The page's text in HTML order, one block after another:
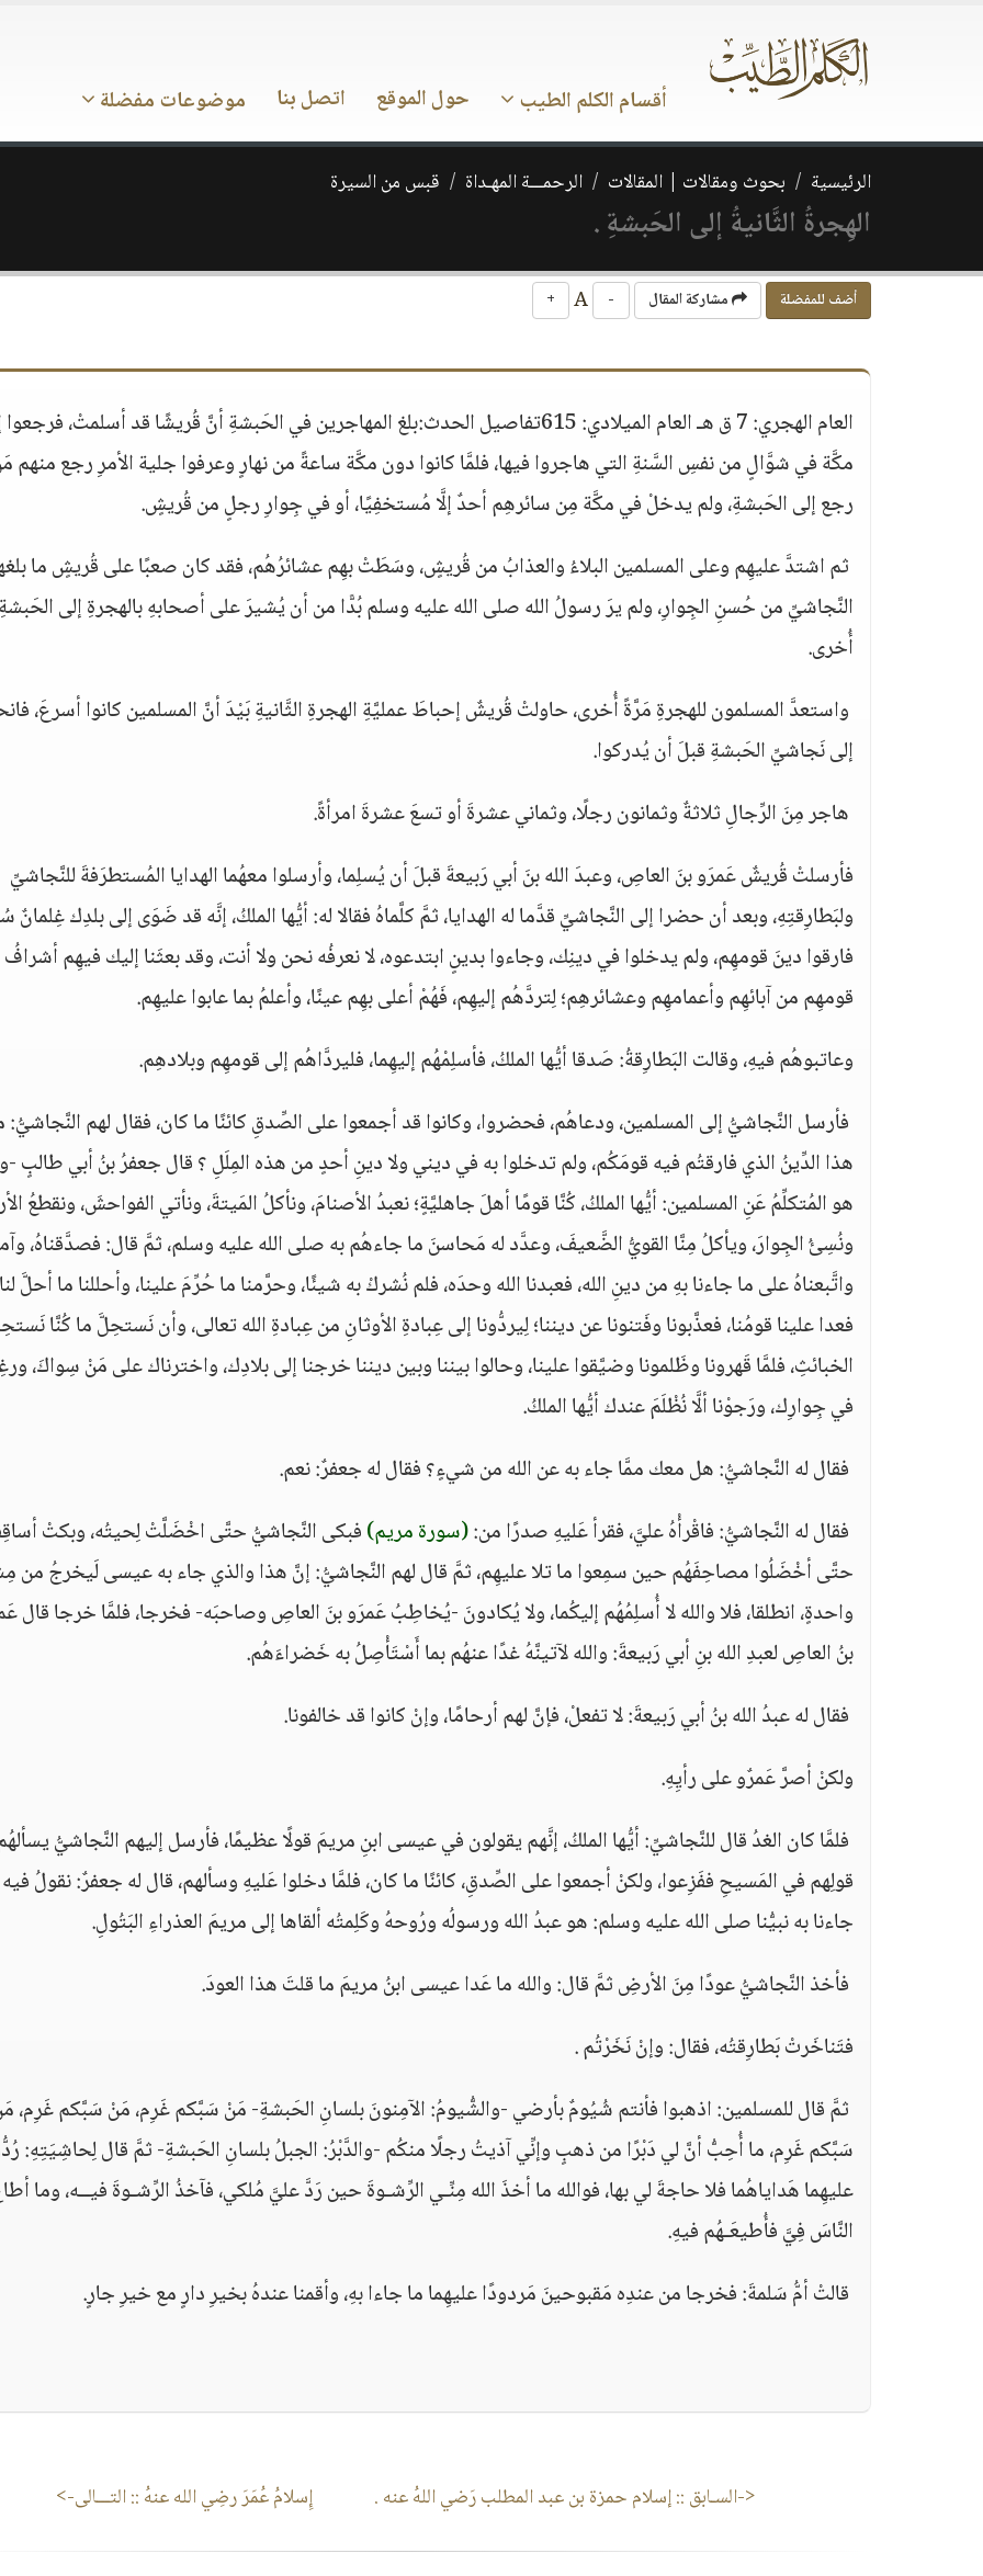
أقسام الكلم الطيب حول الموقع اتصل بنا موضوعات مفضلة
الرئيسية بحوث ومقالات | المقالات الرحمـــة المهـداة قبس من السيرة
الهِجرةُ الثَّانيةُ إلى الحَبشةِ .
أضف للمفضلة مشاركة المقال -
+
العام الهجري: 7 ق هـ العام الميلادي: 615تفاصيل الحدث:بلغ المهاجرين في الحَبشةِ أنَّ قُريشًا قد أسلمتْ،
مكَّة في شوَّالٍ من نفسِ السَّنةِ التي هاجروا فيها، فلمَّا كانوا دون مكَّة ساعةً من نهارٍ وعرفوا جلية الأمرِ رجع منهم
رجع إلى الحَبشةِ، ولم يدخلْ في مكَّة مِن سائرهِم أحدٌ إلَّا مُستخفِيًا، أو في جِوارِ رجلٍ من قُريشٍ‏.
ثم اشتدَّ عليهِم وعلى المسلمين البلاءُ والعذابُ من قُريشٍ، وسَطَتْ بهِم عشائرُهُم، فقد كان صعبًا على قُريشٍ ما
النَّجاشيِّ من حُسنِ الجِوارِ، ولم يرَ رسولُ الله صلى الله عليه وسلم بُدًّا من أن يُشيرَ على أصحابهِ بالهجرةِ إلى
أُخرى‏.
واستعدَّ المسلمون للهجرةِ مَرَّةً أُخرى، حاولتْ قُريشٌ إحباطَ عمليَّةِ الهجرةِ الثَّانيةِ بَيْدَ أنَّ المسلمين كانوا أسرعَ،
إلى نَجاشيِّ الحَبشةِ قبلَ أن يُدركوا‏.
‏ هاجر مِنَ الرِّجالِ ثلاثةٌ وثمانون رجلًا، وثماني عشرةَ أو تسعَ عشرةَ امرأةً.
فأرسلتْ قُريشٌ عَمرَو بنَ العاصِ، وعبدَ الله بنَ أبي رَبيعةَ قبلَ أن يُسلِما، وأرسلوا معهُما الهدايا المُستطرَفةَ للنَّجاشيِّ
ولبَطارِقتِهِ، وبعد أن حضرا إلى النَّجاشيِّ قدَّما له الهدايا، ثمَّ كلَّماهُ فقالا له‏:‏ أيُّها الملكُ، إنَّه قد ضَوَى إلى بلدِك غِلمانٌ
فارقوا دينَ قومهِم، ولم يدخلوا في دينِك، وجاءوا بدينٍ ابتدعوه، لا نعرفُه نحن ولا أنت، وقد بعثَنا إليك فيهِم أشرافُ
قومهِم من آبائهِم وأعمامهِم وعشائرهِم؛ لِتردَّهُم إليهِم، فَهُمْ أعلى بهِم عينًا، وأعلمُ بما عابوا عليهِم.
وعاتبوهُم فيهِ،‏ وقالت البَطارِقةُ‏:‏ صَدقا أيُّها الملكُ، فأسلِمْهُم إليهِما، فليردَّاهُم إلى قومهِم وبلادهِم‏.
فأرسل النَّجاشيُّ إلى المسلمين، ودعاهُم، فحضروا، وكانوا قد أجمعوا على الصِّدقِ كائنًا ما كان،‏ فقال لهم النَّجاشيُّ‏:‏
هذا الدِّينُ الذي فارقتُم فيه قومَكُم، ولم تدخلوا به في ديني ولا دينِ أحدٍ من هذه المِلَلِ ‏؟‏ قال جعفرُ بنُ أبي طالبٍ -
هو المُتكلِّمُ عَنِ المسلمين‏:‏ أيُّها الملكُ، كُنَّا قومًا أهلَ جاهليَّةٍ؛ نعبدُ الأصنامَ، ونأكلُ المَيتةَ، ونأتي الفواحشَ، ونقطعُ
ونُسِئُ الجِوارَ، ويأكلُ مِنَّا القويُّ الضَّعيفَ، وعدَّد له مَحاسنَ ما جاءهُم به صلى الله عليه وسلم، ثمَّ قال: فصدَّقناهُ،
واتَّبعناهُ على ما جاءنا بهِ من دينِ الله، فعبدنا الله وحدَه، فلم نُشركْ به شيئًا، وحرَّمنا ما حُرِّمَ علينا، وأحللنا ما أحلَّ
فعدا علينا قومُنا، فعذَّبونا وفَتنونا عن ديننا؛ لِيردُّونا إلى عِبادةِ الأوثانِ من عِبادةِ الله تعالى، وأن نَستحِلَّ ما كُنَّا
الخبائثِ، فلمَّا قَهرونا وظَلمونا وضيَّقوا علينا، وحالوا بيننا وبين ديننا خرجنا إلى بلادِك، واخترناك على مَنْ سِواكَ،
في جِوارِك، ورَجوْنا ألَّا نُظْلَمَ عندك أيُّها الملكُ‏.
‏ فقال له النَّجاشيُّ‏:‏ هل معك ممَّا جاء به عن الله من شيءٍ‏؟‏ فقال له جعفرٌ‏:‏ نعم‏.
‏ فقال له النَّجاشيُّ‏:‏ فاقْرأْهُ عليَّ، فقرأ عَليهِ صدرًا من:(سورة مريم)فبكى النَّجاشيُّ حتَّى اخْضَلَّتْ لِحيتُه، وبكتْ
حتَّى أخْضَلُوا مصاحِفَهُم حين سمِعوا ما تلا عليهِم، ثمَّ قال لهم النَّجاشيُّ‏:‏ إنَّ هذا والذي جاء به عيسى لَيخرجُ من
واحدةٍ، انطلقا، فلا والله لا أُسلِمُهُم إليكُما، ولا يُكادونَ -يُخاطِبُ عَمرَو بنَ العاصِ وصاحبَه- فخرجا، فلمَّا خرجا قال
بنُ العاصِ لعبدِ الله بنِ أبي رَبيعةَ‏:‏ والله لآتينَّهُ غدًا عنهُم بما أَسْتَأْصِلُ به خَضراءَهُم‏.
‏ فقال له عبدُ الله بنُ أبي رَبيعةَ‏:‏ لا تفعلْ، فإنَّ لهم أرحامًا، وإنْ كانوا قد خالفونا.
ولكنْ أصرَّ عَمرٌو على رأيِهِ‏.
فلمَّا كان الغدُ قال للنَّجاشيِّ‏:‏ أيُّها الملكُ، إنَّهم يقولون في عيسى ابنِ مريمَ قولًا عظيمًا، فأرسل إليهم النَّجاشيُّ
قولِهم في المَسيحِ ففَزِعوا، ولكنْ أجمعوا على الصِّدقِ، كائنًا ما كان، فلمَّا دخلوا عَليهِ وسألهم، قال له جعفرٌ‏:‏ نقولُ
جاءنا به نبيُّنا صلى الله عليه وسلم‏:‏ هو عبدُ الله ورسولُه ورُوحهُ وكَلِمتُه ألقاها إلى مريمَ العذراءِ البَتُولِ‏.
‏ فأخذ النَّجاشيُّ عودًا مِنَ الأرضِ ثمَّ قال‏:‏ والله ما عَدا عيسى ابنُ مريمَ ما قلتَ هذا العودَ.
فتَناخَرتْ بَطارِقتُه، فقال‏:‏ وإنْ نَخَرْتُم ‏.
ثمَّ قال للمسلمين‏:‏ اذهبوا فأنتم شُيُومٌ بأرضي -والشُّيومُ‏:‏ الآمِنونَ بلسانِ الحَبشةِ- مَنْ سَبَّكم غَرِم، مَنْ سَبَّكم غَرِم،
سَبَّكم غَرِم، ما أُحِبُّ أنَّ لي دَبْرًا من ذهبٍ وإنِّي آذيتُ رجلًا منكُم -والدَّبْرُ‏:‏ الجبلُ بلسانِ الحَبشةِ-‏ ثمَّ قال لِحاشِيَتِهِ‏:‏
عليهِما هَداياهُما فلا حاجةَ لي بها، فوالله ما أخذَ الله مِنِّـي الرِّشـوةَ حين رَدَّ عليَّ مُلكي، فآخذُ الرِّشـوةَ فيــه، وما
النَّاسَ فِيَّ فأُطيعَـهُم فيهِ‏.
‏ قالتْ أمُّ سَلمةَ: فخرجا من عندِه مَقبوحينَ مَردودًا عليهِما ما جاءا بهِ، وأقمنا عندهُ بخيرِ دارٍ مع خيرِ جارٍ‏.
<-السـابق ::إسلام حمزة بن عبد المطلب رَضي اللهُ عنه . إِسلامُ عُمَرَ رضِي الله عنهُ :: التـــالى->